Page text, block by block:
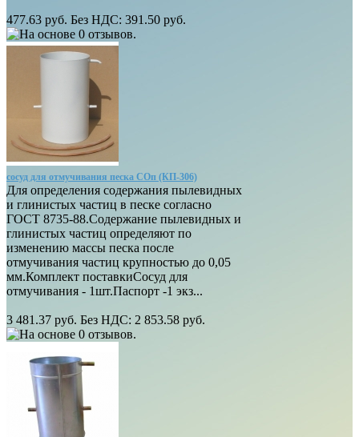
477.63 руб. Без НДС: 391.50 руб.
сосуд для отмучивания песка СОп (КП-306)
Для определения содержания пылевидных
и глинистых частиц в песке согласно
ГОСТ 8735-88.Содержание пылевидных и
глинистых частиц определяют по
изменению массы песка после
отмучивания частиц крупностью до 0,05
мм.Комплект поставкиСосуд для
отмучивания - 1шт.Паспорт -1 экз...
3 481.37 руб. Без НДС: 2 853.58 руб.